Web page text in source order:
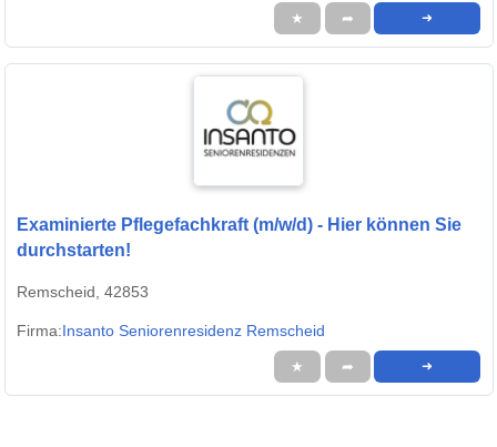
★ ➦ ➜
Examinierte Pflegefachkraft (m/w/d) - Hier können Sie
durchstarten!
Remscheid, 42853
Firma:Insanto Seniorenresidenz Remscheid
★ ➦ ➜